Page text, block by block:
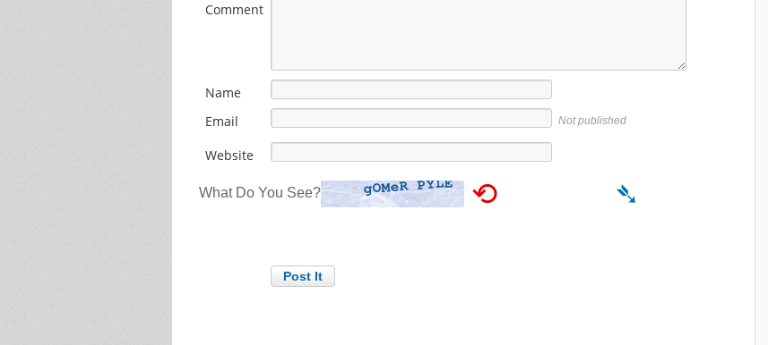
Comment
Name
Email
Not published
Website
What Do You See? ⟲ ➴